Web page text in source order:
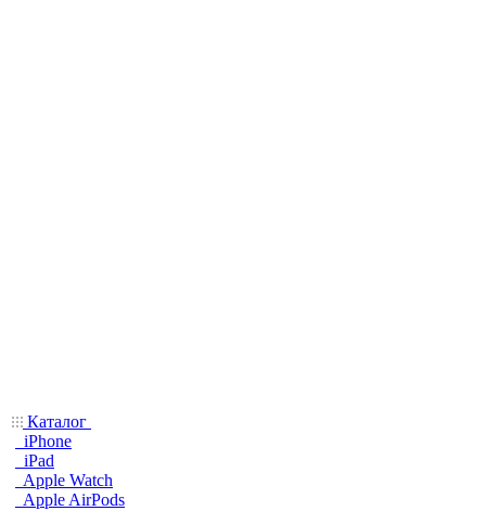
Каталог
iPhone
iPad
Apple Watch
Apple AirPods